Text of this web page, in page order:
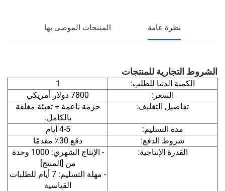
نظرة عامة المنتجات الموصى بها
الشروط التجارية للمنتجات
الكمية الدنيا للطلب:
1
السعر:
7800 دولار أمريكي
تفاصيل التغليف:
حزمة ناعمة + تعبئة مغلقة
بالكامل.
مدة التسليم:
4-5 أيام
شروط الدفع:
دفع 30٪ مقدمًا
القدرة الإنتاجية:
- الإنتاج الشهري: 1000 وحدة
من [المنتج]
- مهلة التسليم: 7 أيام للطلبات
القياسية